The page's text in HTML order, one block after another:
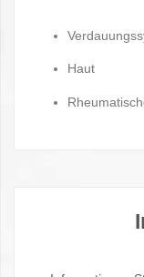
Haut